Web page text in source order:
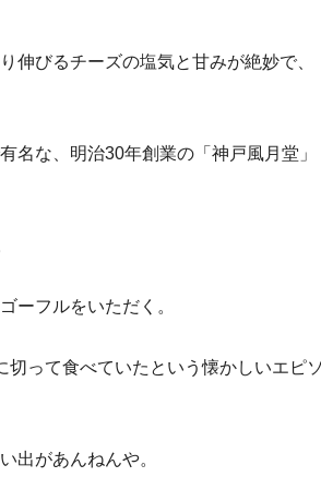
伸びるチーズの塩気と甘みが絶妙で、
名な、明治30年創業の「神戸風月堂」
ーフルをいただく。
って食べていたという懐かしいエピ
出があんねんや。